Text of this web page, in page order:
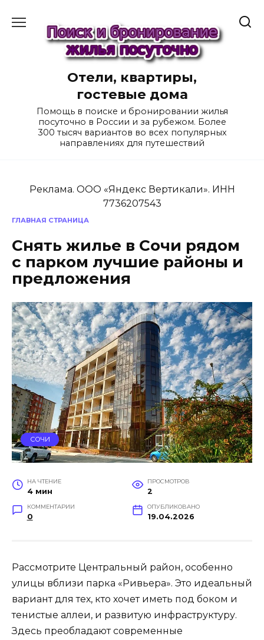
содержанию
Отели, квартиры,
гостевые дома
Помощь в поиске и бронировании жилья
посуточно в России и за рубежом. Более
300 тысяч вариантов во всех популярных
направлениях для путешествий
Реклама. ООО «Яндекс Вертикали». ИНН
7736207543
ГЛАВНАЯ СТРАНИЦА
Снять жилье в Сочи рядом
с парком лучшие районы и
предложения
СОЧИ
НА ЧТЕНИЕ
4 мин
ПРОСМОТРОВ
2
КОММЕНТАРИИ
0
ОПУБЛИКОВАНО
19.04.2026
Рассмотрите Центральный район, особенно
улицы вблизи парка «Ривьера». Это идеальный
вариант для тех, кто хочет иметь под боком и
тенистые аллеи, и развитую инфраструктуру.
Здесь преобладают современные